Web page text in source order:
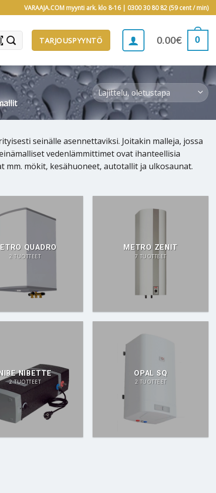
VARAAJA.COM myynti ark. klo 8-16 | 0300 30 80 82 (59 cent / min)
TARJOUSPYYNTÖ 0.00€ 0
seinälle asennettaviksi. Joitakin malleja, jossa
vedenlämmittimet ovat ihanteellisia
mm. mökit, kesähuoneet, autotallit ja ulkosaunat.
QUADRO
2 TUOTTEET
METRO ZENIT
7 TUOTTEET
NIBE NIBETTE
2 TUOTTEET
OPAL SQ
2 TUOTTEET